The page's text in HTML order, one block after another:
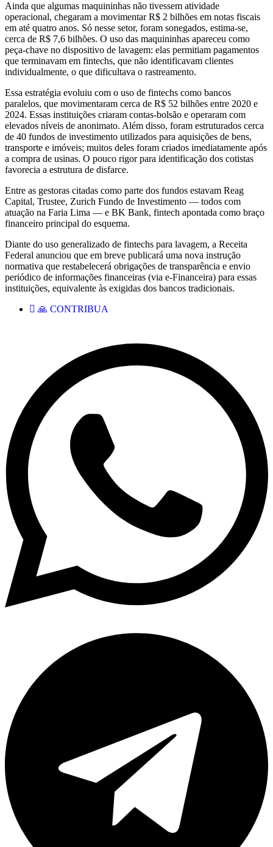
Ainda que algumas maquininhas não tivessem atividade
operacional, chegaram a movimentar R$ 2 bilhões em notas fiscais
em até quatro anos. Só nesse setor, foram sonegados, estima-se,
cerca de R$ 7,6 bilhões. O uso das maquininhas apareceu como
peça-chave no dispositivo de lavagem: elas permitiam pagamentos
que terminavam em fintechs, que não identificavam clientes
individualmente, o que dificultava o rastreamento.
Essa estratégia evoluiu com o uso de fintechs como bancos
paralelos, que movimentaram cerca de R$ 52 bilhões entre 2020 e
2024. Essas instituições criaram contas-bolsão e operaram com
elevados níveis de anonimato. Além disso, foram estruturados cerca
de 40 fundos de investimento utilizados para aquisições de bens,
transporte e imóveis; muitos deles foram criados imediatamente após
a compra de usinas. O pouco rigor para identificação dos cotistas
favorecia a estrutura de disfarce.
Entre as gestoras citadas como parte dos fundos estavam Reag
Capital, Trustee, Zurich Fundo de Investimento — todos com
atuação na Faria Lima — e BK Bank, fintech apontada como braço
financeiro principal do esquema.
Diante do uso generalizado de fintechs para lavagem, a Receita
Federal anunciou que em breve publicará uma nova instrução
normativa que restabelecerá obrigações de transparência e envio
periódico de informações financeiras (via e-Financeira) para essas
instituições, equivalente às exigidas dos bancos tradicionais.
🙏 CONTRIBUA